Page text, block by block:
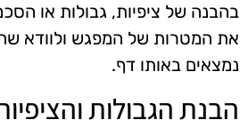
בהבנה של ציפיות, גבולות או
את המטרות של המפגש ולוודא
נמצאים באותו דף.
הבנת הגבולות